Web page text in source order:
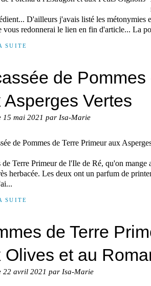
D'ailleurs j'avais listé les métonymies
vous redonnerai le lien en fin d'article... La
SUITE
de
Asperges Vertes
15 mai 2021 par Isa-Marie
de Terre Primeur de l'Ile de Ré, qu'on mange
herbacée. Les deux ont un parfum de
SUITE
de Terre
Olives et au
22 avril 2021 par Isa-Marie